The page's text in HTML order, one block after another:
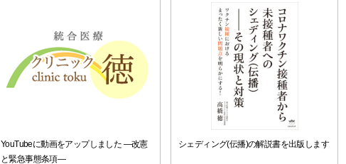
YouTubeに動画をアップしました ―改憲
と緊急事態条項―
シェディング(伝播)の解説書を出版します